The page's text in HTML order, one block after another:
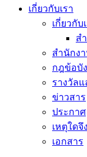
เกี่ยวกับเรา
เกี่ยวกับ
ส
สำนักง
กฎข้อบั
รางวัล
ข่าวสาร
ประกาศ
เหตุใดจึ
เอกสาร